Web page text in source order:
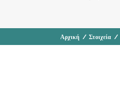
Αρχική / Στοιχεία /